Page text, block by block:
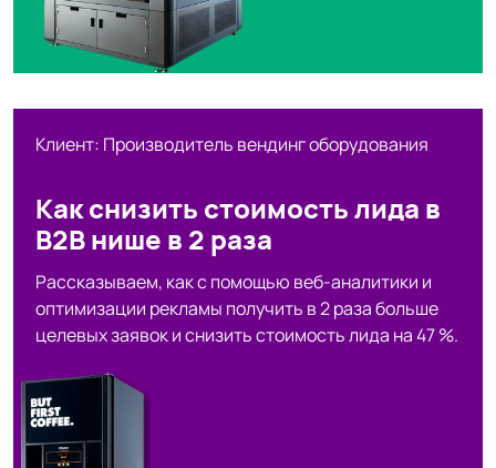
Клиент: Производитель вендинг оборудования
Как снизить стоимость лида в
B2B нише в 2 раза
Рассказываем, как с помощью веб-аналитики и
оптимизации рекламы получить в 2 раза больше
целевых заявок и снизить стоимость лида на 47 %.